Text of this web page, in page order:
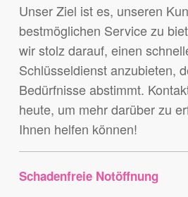
Unser Ziel ist es, unseren
bestmöglichen Service zu
wir stolz darauf, einen
Schlüsseldienst anzubieten,
Bedürfnisse abstimmt.
heute, um mehr darüber zu
Ihnen helfen können!
Schadenfreie Notöffnung